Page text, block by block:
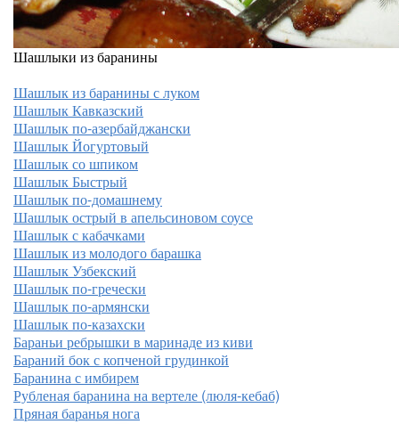
Шашлыки из баранины
Шашлык из баранины с луком
Шашлык Кавказский
Шашлык по-азербайджански
Шашлык Йогуртовый
Шашлык со шпиком
Шашлык Быстрый
Шашлык по-домашнему
Шашлык острый в апельсиновом соусе
Шашлык с кабачками
Шашлык из молодого барашка
Шашлык Узбекский
Шашлык по-гречески
Шашлык по-армянски
Шашлык по-казахски
Бараньи ребрышки в маринаде из киви
Бараний бок с копченой грудинкой
Баранина с имбирем
Рубленая баранина на вертеле (люля-кебаб)
Пряная баранья нога